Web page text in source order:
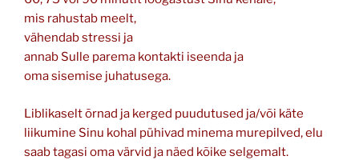
mis rahustab meelt,
vähendab stressi ja
annab Sulle parema kontakti iseenda ja
oma sisemise juhatusega.
Liblikaselt õrnad ja kerged puudutused ja/või käte
liikumine Sinu kohal pühivad minema murepilved, elu
saab tagasi oma värvid ja näed kõike selgemalt.